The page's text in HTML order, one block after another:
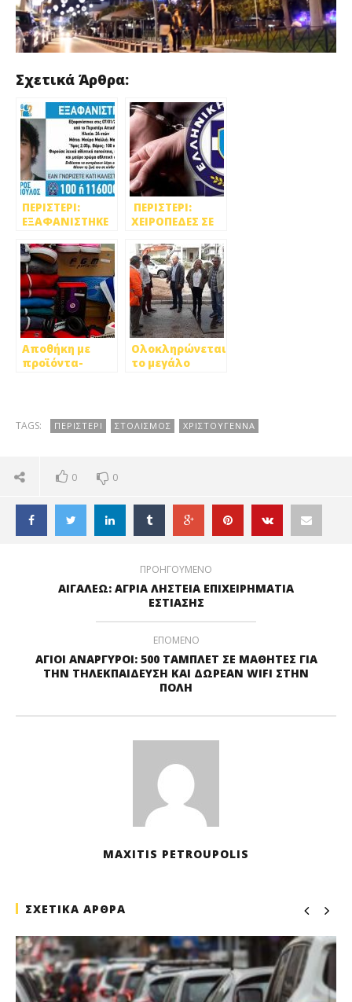
Σχετικά Άρθρα:
ΠΕΡΙΣΤΕΡΙ:
ΕΞΑΦΑΝΙΣΤΗΚΕ
ΠΕΡΙΣΤΕΡΙ:
ΧΕΙΡΟΠΕΔΕΣ ΣΕ
Αποθήκη με
προϊόντα-
Ολοκληρώνεται
το μεγάλο
TAGS: ΠΕΡΙΣΤΕΡΙ ΣΤΟΛΙΣΜΟΣ ΧΡΙΣΤΟΥΓΕΝΝΑ
0 0
ΠΡΟΗΓΟΥΜΕΝΟ
ΑΙΓΑΛΕΩ: ΑΓΡΙΑ ΛΗΣΤΕΙΑ ΕΠΙΧΕΙΡΗΜΑΤΙΑ
ΕΣΤΙΑΣΗΣ
ΕΠΟΜΕΝΟ
ΑΓΙΟΙ ΑΝΑΡΓΥΡΟΙ: 500 ΤΑΜΠΛΕΤ ΣΕ ΜΑΘΗΤΕΣ ΓΙΑ
ΤΗΝ ΤΗΛΕΚΠΑΙΔΕΥΣΗ ΚΑΙ ΔΩΡΕΑΝ WIFI ΣΤΗΝ
ΠΟΛΗ
MAXITIS PETROUPOLIS
ΣΧΕΤΙΚΑ ΑΡΘΡΑ